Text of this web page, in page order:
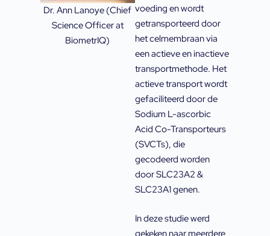
Dr. Ann Lanoye (Chief
Science Officer at
BiometrIQ)
voeding en wordt
getransporteerd door
het celmembraan via
een actieve en inactieve
transportmethode. Het
actieve transport wordt
gefaciliteerd door de
Sodium L-ascorbic
Acid Co-Transporteurs
(SVCTs), die
gecodeerd worden
door SLC23A2 &
SLC23A1 genen.
In deze studie werd
gekeken naar meerdere